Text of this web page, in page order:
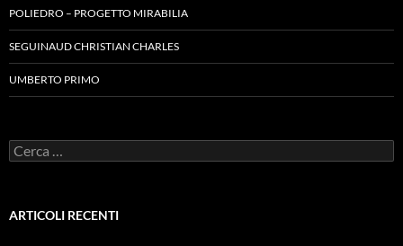
POLIEDRO – PROGETTO MIRABILIA
SEGUINAUD CHRISTIAN CHARLES
UMBERTO PRIMO
Ricerca
per:
ARTICOLI RECENTI